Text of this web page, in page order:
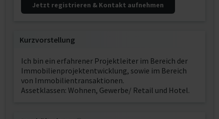
Jetzt registrieren & Kontakt aufnehmen
Kurzvorstellung
Ich bin ein erfahrener Projektleiter im Bereich der
Immobilienprojektentwicklung, sowie im Bereich
von Immobilientransaktionen.
Assetklassen: Wohnen, Gewerbe/ Retail und Hotel.